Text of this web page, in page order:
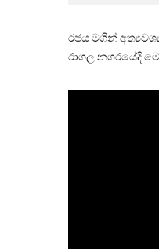
රජය මගින්
රාගල නගරයේදි